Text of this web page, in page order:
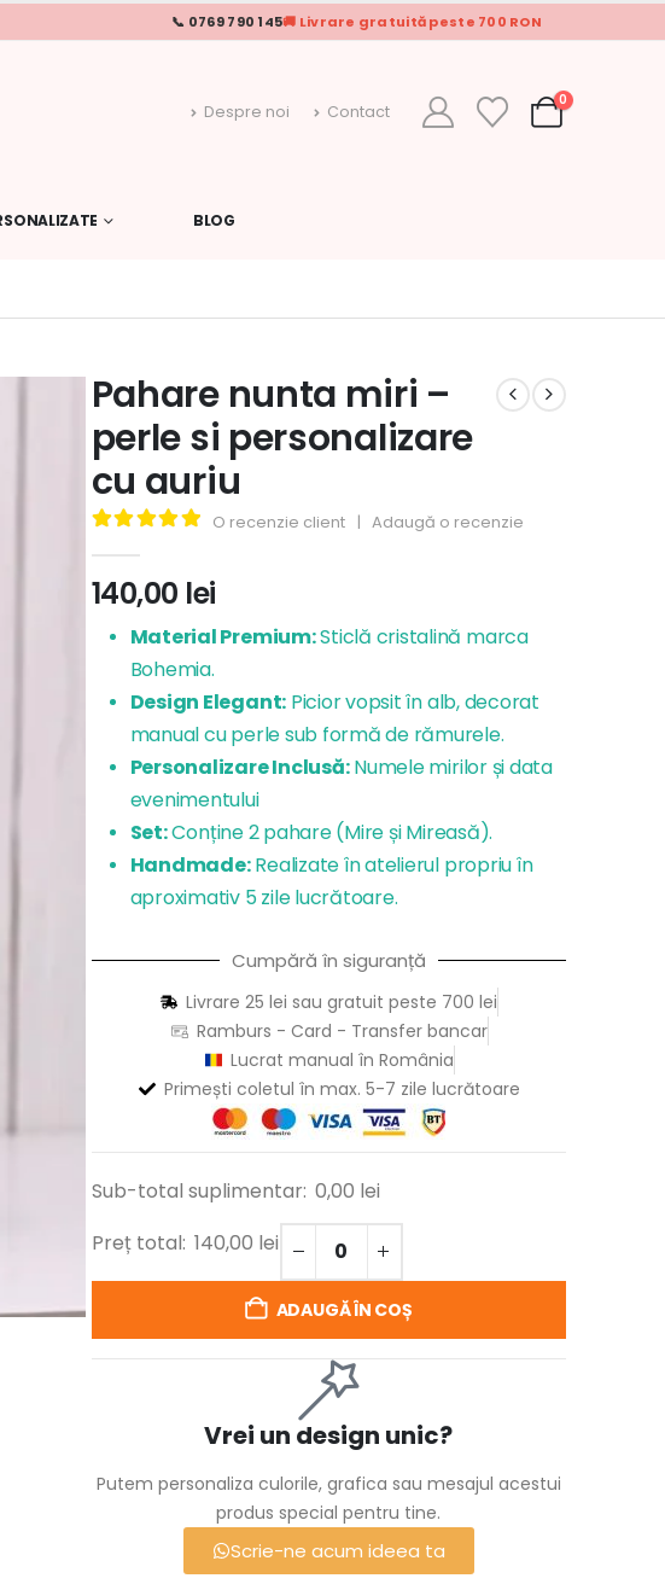
📞 0769 790 145🚚 Livrare gratuită peste 700 RON
Despre noi Contact
0
BLOG
Pahare nunta miri –
perle si personalizare
cu auriu
O recenzie client | Adaugă o recenzie
140,00 lei
Material Premium:Sticlă cristalină marca
Bohemia.
Design Elegant: Picior vopsit în alb, decorat
manual cu perle sub formă de rămurele.
Personalizare Inclusă:Numele mirilor și data
evenimentului
Set:Conține 2 pahare (Mire și Mireasă).
Handmade:Realizate în atelierul propriu în
aproximativ 5 zile lucrătoare.
Cumpără în siguranță
Livrare 25 lei sau gratuit peste 700 lei
Ramburs - Card - Transfer bancar
Lucrat manual în România
Primești coletul în max. 5-7 zile lucrătoare
Sub-total suplimentar: 0,00 lei
Preț total: 140,00 lei
ADAUGĂ ÎN COȘ
Vrei un design unic?
Putem personaliza culorile, grafica sau mesajul acestui
produs special pentru tine.
Scrie-ne acum ideea ta